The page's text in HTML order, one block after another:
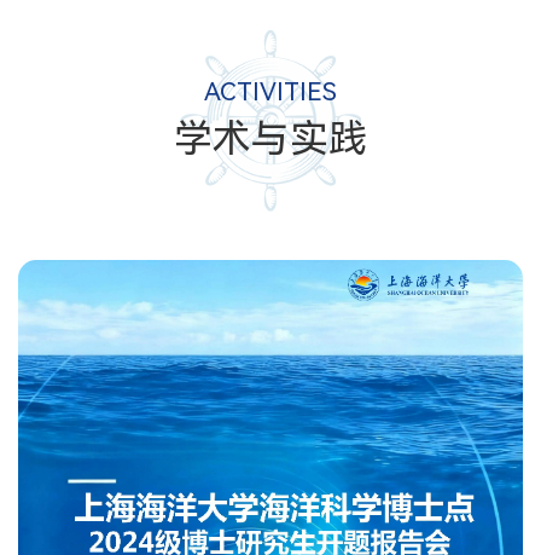
ACTIVITIES
学术与实践